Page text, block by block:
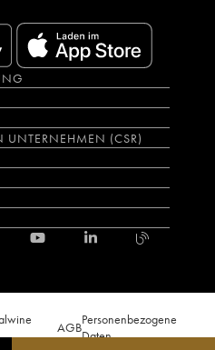
(CSR)
AGBPersonenbezogene
Daten